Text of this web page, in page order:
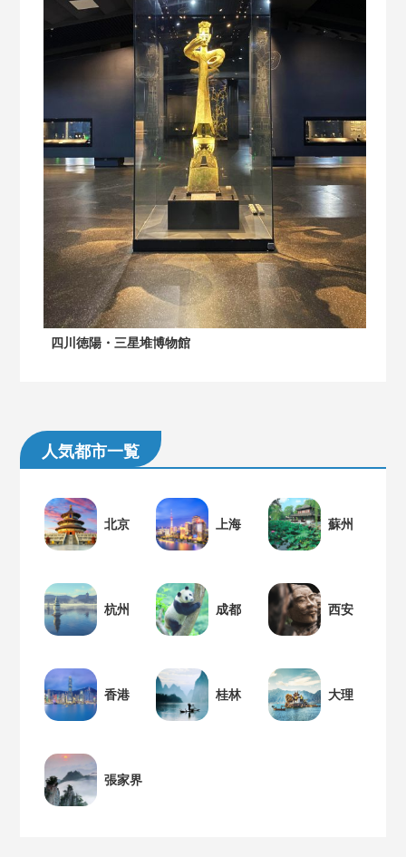
四川徳陽・三星堆博物館
人気都市一覧
北京 上海 蘇州
杭州 成都 西安
香港 桂林 大理
張家界